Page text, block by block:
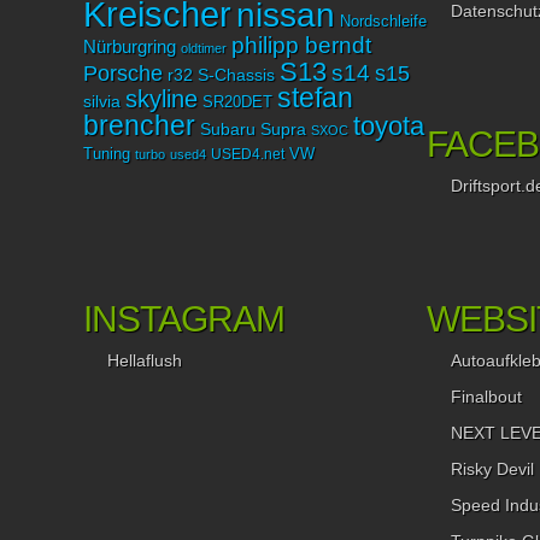
Kreischer nissan Nordschleife
Nürburgring oldtimer philipp berndt
Porsche r32 S-Chassis S13 s14 s15
silvia skyline SR20DET stefan
brencher Subaru Supra SXOC toyota
Tuning turbo used4 USED4.net VW
INSTAGRAM
Hellaflush
Finalbout
NEXT
Risky Devil
Speed